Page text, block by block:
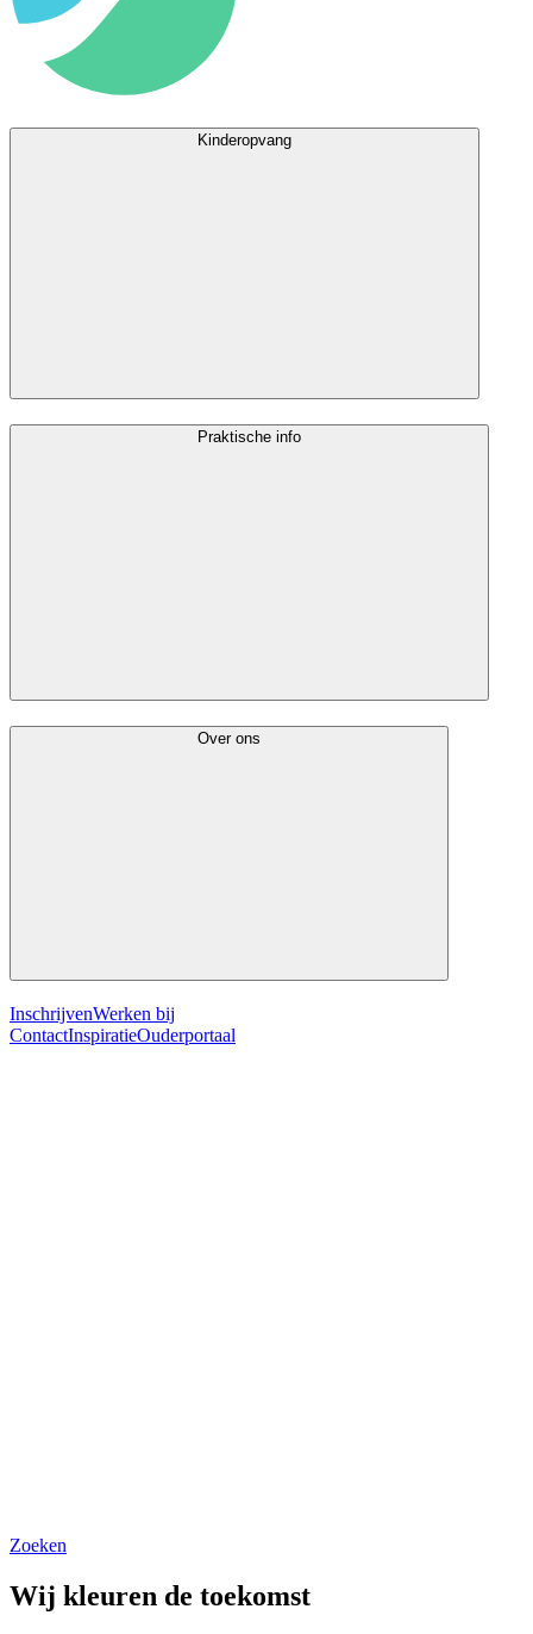
Kinderopvang
Praktische info
Over ons
InschrijvenWerken bij
ContactInspiratieOuderportaal
Zoeken
Wij kleuren de toekomst